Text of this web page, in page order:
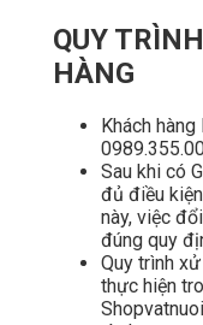
QUY
HÀNG
Khách
Sau khi có
đủ điều
này, việc
đúng quy
Quy trình
thực hiện